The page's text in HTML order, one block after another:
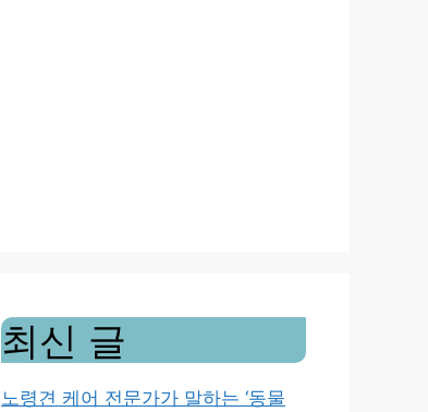
최신 글
노령견 케어 전문가가 말하는 ‘동물